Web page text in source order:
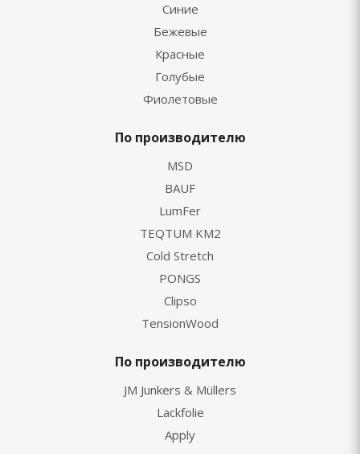
Синие
Бежевые
Красные
Голубые
Фиолетовые
По производителю
MSD
BAUF
LumFer
TEQTUM KM2
Cold Stretch
PONGS
Clipso
TensionWood
По производителю
JM Junkers & Müllers
Lackfolie
Apply